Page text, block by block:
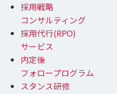
採用戦略
コンサルティング
採用代行(RPO)
サービス
内定後
フォロープログラム
スタンス研修